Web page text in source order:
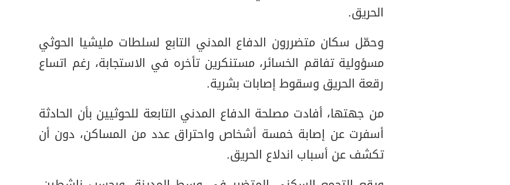
الحريق.
وحمّل سكان متضررون الدفاع المدني التابع لسلطات مليشيا الحوثي
مسؤولية تفاقم الخسائر، مستنكرين تأخره في الاستجابة، رغم اتساع
رقعة الحريق وسقوط إصابات بشرية.
من جهتها، أفادت مصلحة الدفاع المدني التابعة للحوثيين بأن الحادثة
أسفرت عن إصابة خمسة أشخاص واحتراق عدد من المساكن، دون أن
تكشف عن أسباب اندلاع الحريق.